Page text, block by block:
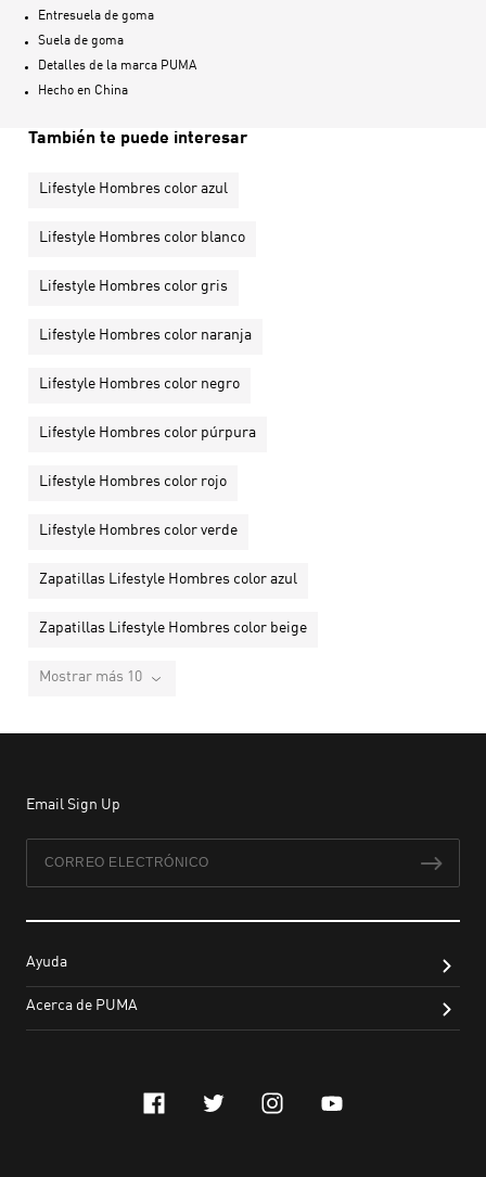
Entresuela de goma
Suela de goma
Detalles de la marca PUMA
Hecho en China
También te puede interesar
Lifestyle Hombres color azul
Lifestyle Hombres color blanco
Lifestyle Hombres color gris
Lifestyle Hombres color naranja
Lifestyle Hombres color negro
Lifestyle Hombres color púrpura
Lifestyle Hombres color rojo
Lifestyle Hombres color verde
Zapatillas Lifestyle Hombres color azul
Zapatillas Lifestyle Hombres color beige
Mostrar más 10